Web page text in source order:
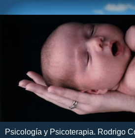
Psicología y Psicoterapia. Rodrigo